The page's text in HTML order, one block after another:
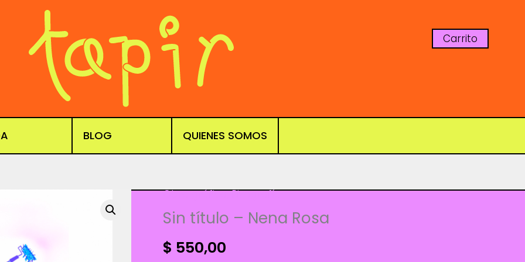
Carrito
BLOG QUIENES SOMOS
Obra gráfica,Risografía
Sin título – Nena Rosa
$ 550,00